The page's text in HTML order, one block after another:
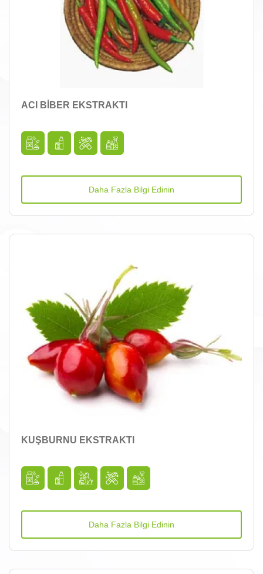
ACI BİBER EKSTRAKTI
Daha Fazla Bilgi Edinin
KUŞBURNU EKSTRAKTI
Daha Fazla Bilgi Edinin